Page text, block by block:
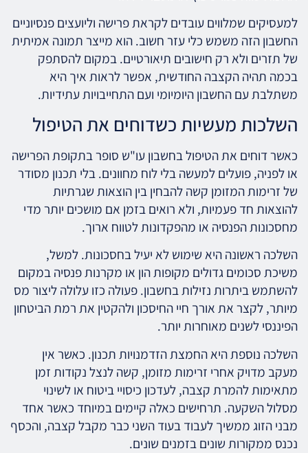
למעסיקים שמלווים עובדים לקראת פרישה וליועצים פנסיוניים
החשבון הזה משמש כלי עזר חשוב. הוא מייצר תמונה אמיתית
של תזרים ולא רק חישובים תיאורטיים. במקום להסתפק
בכמה תהיה הקצבה החודשית, אפשר לראות איך היא
משתלבת עם החשבון היומיומי ועם התחייבויות עתידיות.
השלכות מעשיות כשדוחים את הטיפול
כאשר דוחים את הטיפול בחשבון עו"ש סופר בתקופת הפרישה
או לפניה, פועלים למעשה בלי לוח מחוונים. בלי תכנון מסודר
של זרימות המזומן קשה להבחין בין הוצאות שגרתיות
להוצאות חד פעמיות, ולא רואים בזמן אם מושכים יותר מדי
מחסכונות הפנסיה או מהפקדונות לטווח ארוך.
השלכה ראשונה היא שימוש לא יעיל בחסכונות. למשל,
משיכת סכומים גדולים מקופות הון או מקרנות פנסיה במקום
להשתמש ביתרות נזילות בחשבון. פעולה כזו עלולה ליצור מס
מיותר, לקצר את אורך חיי החיסכון ולהקטין את רמת הביטחון
הפיננסי לשנים מאוחרות יותר.
השלכה נוספת היא החמצת הזדמנויות תכנון. כאשר אין
מעקב מדויק אחרי זרימות מזומן, קשה לנצל נקודות זמן
מתאימות להמרת קצבה, לעדכון כיסויי ביטוח או לשינוי
מסלול השקעה. תרחישים כאלה קיימים במיוחד כאשר אחד
מבני הזוג ממשיך לעבוד בעוד השני כבר מקבל קצבה, והכסף
נכנס ממקורות שונים בזמנים שונים.